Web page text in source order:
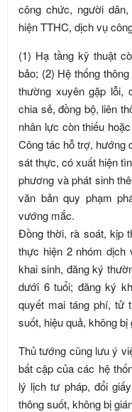
công chức, người
hiện TTHC, dịch vụ
(1) Hạ tầng kỹ thuật
bảo; (2) Hệ thống
thường xuyên gặp lỗi,
chia sẻ, đồng bộ, liên
nhân lực còn thiếu
Công tác hỗ trợ, hướng
sát thực, có xuất hiện
phương và phát sinh
văn bản quy phạm
vướng mắc.
Đồng thời, rà soát, kịp
thực hiện 2 nhóm dịch
khai sinh, đăng ký
dưới 6 tuổi; đăng ký
quyết mai táng phí, tử
suốt, hiệu quả, không bị
Thủ tướng cũng lưu ý
bất cập của các hệ
lý lịch tư pháp, đổi
thông suốt, không bị